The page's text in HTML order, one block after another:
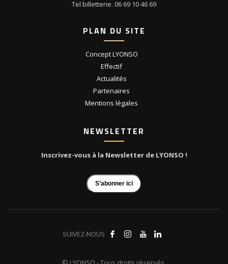
Tel billetterie. 06 69 10 46 69
PLAN DU SITE
Concept LYONSO
Effectif
Actualités
Partenaires
Mentions légales
NEWSLETTER
Inscrivez-vous à la Newsletter de LYONSO !
S’abonner ici
SUIVEZ-NOUS